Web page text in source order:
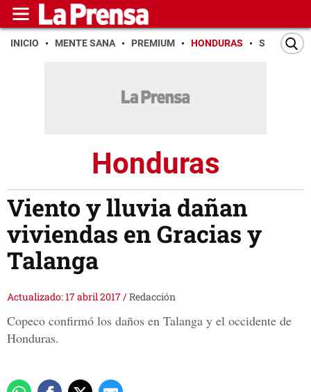
INICIO MENTE SANA PREMIUM HONDURAS SAN PEDRO
Honduras
Viento y lluvia dañan
viviendas en Gracias y
Talanga
Actualizado: 17 abril 2017/Redacción
Copeco confirmó los daños en Talanga y el occidente de
Honduras.